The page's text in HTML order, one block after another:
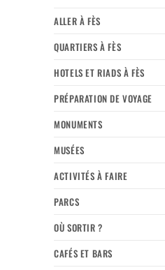
ALLER À FÈS
QUARTIERS À FÈS
HOTELS ET RIADS À FÈS
PRÉPARATION DE VOYAGE
MONUMENTS
MUSÉES
ACTIVITÉS À FAIRE
PARCS
OÙ SORTIR ?
CAFÉS ET BARS